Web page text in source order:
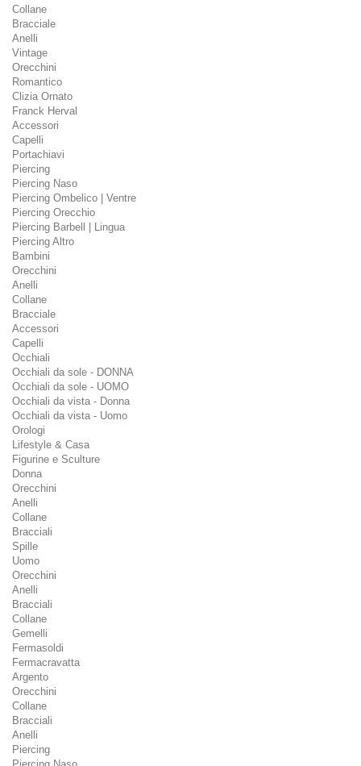
Collane
Bracciale
Anelli
Vintage
Orecchini
Romantico
Clizia Ornato
Franck Herval
Accessori
Capelli
Portachiavi
Piercing
Piercing Naso
Piercing Ombelico | Ventre
Piercing Orecchio
Piercing Barbell | Lingua
Piercing Altro
Bambini
Orecchini
Anelli
Collane
Bracciale
Accessori
Capelli
Occhiali
Occhiali da sole - DONNA
Occhiali da sole - UOMO
Occhiali da vista - Donna
Occhiali da vista - Uomo
Orologi
Lifestyle & Casa
Figurine e Sculture
Donna
Orecchini
Anelli
Collane
Bracciali
Spille
Uomo
Orecchini
Anelli
Bracciali
Collane
Gemelli
Fermasoldi
Fermacravatta
Argento
Orecchini
Collane
Bracciali
Anelli
Piercing